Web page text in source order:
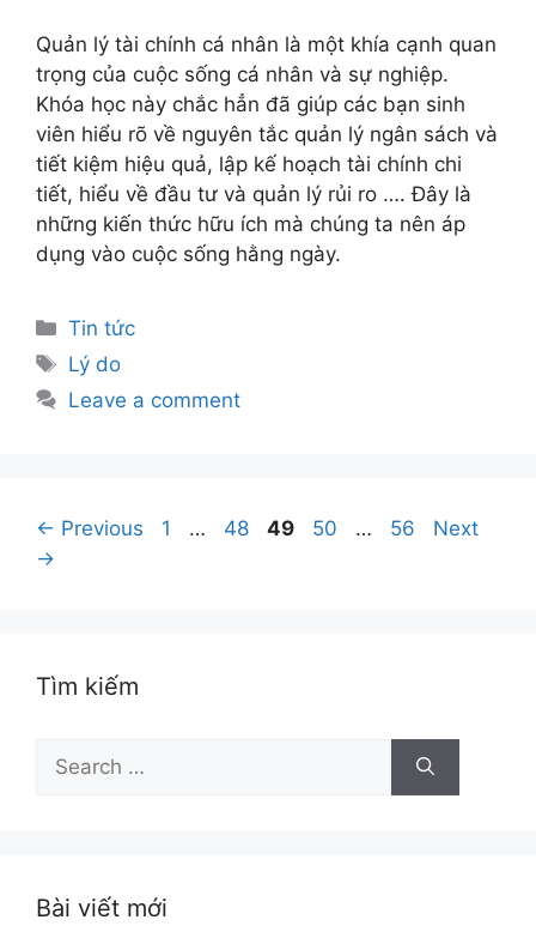
Quản lý tài chính cá nhân là một khía cạnh quan
trọng của cuộc sống cá nhân và sự nghiệp.
Khóa học này chắc hẳn đã giúp các bạn sinh
viên hiểu rõ về nguyên tắc quản lý ngân sách và
tiết kiệm hiệu quả, lập kế hoạch tài chính chi
tiết, hiểu về đầu tư và quản lý rủi ro …. Đây là
những kiến thức hữu ích mà chúng ta nên áp
dụng vào cuộc sống hằng ngày.
Tin tức
Lý do
Leave a comment
← Previous 1 … 48 49 50 … 56
Next
→
Tìm kiếm
Bài viết mới